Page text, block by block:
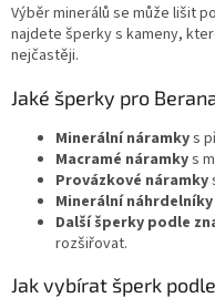
Výběr minerálů se může lišit
najdete šperky s kameny,
nejčastěji.
Jaké šperky pro
Minerální náramkys
Macramé náramkys
Provázkové náramky
Minerální náhrdelníky
Další šperky podle
rozšiřovat.
Jak vybírat šperk